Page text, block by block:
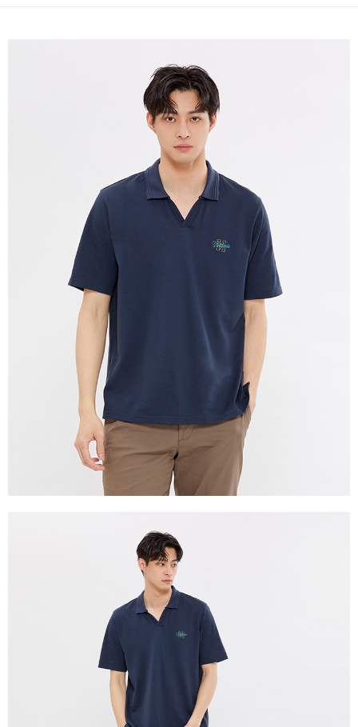
每筆NT$130，滿NT$1,000(含以上)免運費